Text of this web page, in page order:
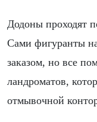
Додоны проходят
Сами фигуранты
заказом, но все
ландроматов,
отмывочной